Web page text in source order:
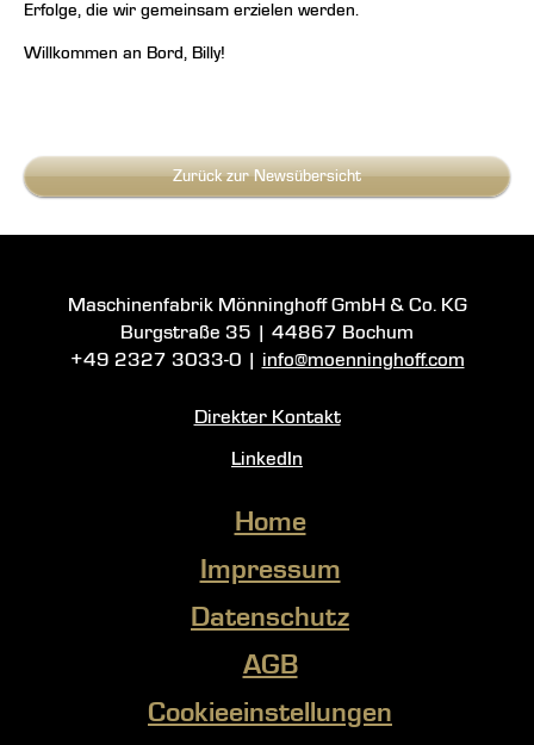
Erfolge, die wir gemeinsam erzielen werden.
Willkommen an Bord, Billy!
Zurück zur Newsübersicht
Maschinenfabrik Mönninghoff GmbH & Co. KG
Burgstraße 35
44867 Bochum
+49 2327 3033-0
info@moenninghoff.com
Direkter Kontakt
LinkedIn
Home
Impressum
Datenschutz
AGB
Cookieeinstellungen